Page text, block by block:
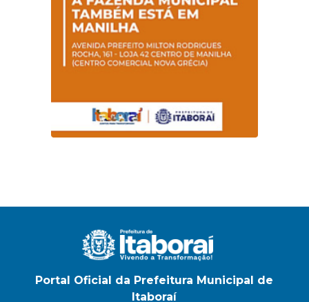
Magalhães Seabra
Portal Oficial da Prefeitura Municipal de
Itaboraí